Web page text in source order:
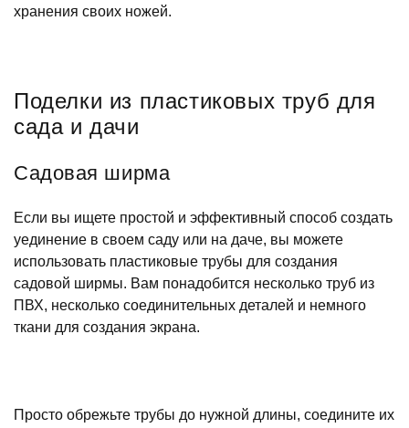
хранения своих ножей.
Поделки из пластиковых труб для
сада и дачи
Садовая ширма
Если вы ищете простой и эффективный способ создать
уединение в своем саду или на даче, вы можете
использовать пластиковые трубы для создания
садовой ширмы. Вам понадобится несколько труб из
ПВХ, несколько соединительных деталей и немного
ткани для создания экрана.
Просто обрежьте трубы до нужной длины, соедините их